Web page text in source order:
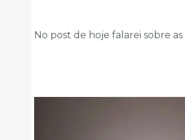
No post de hoje falarei sobre as